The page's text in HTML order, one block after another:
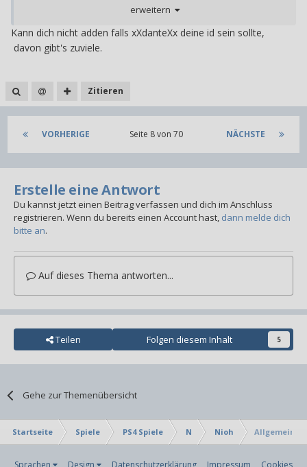
erweitern
Kann dich nicht adden falls xXdanteXx deine id sein sollte,
davon gibt's zuviele.
Zitieren
VORHERIGE NÄCHSTE
Seite 8 von 70
Erstelle eine Antwort
Du kannst jetzt einen Beitrag verfassen und dich im Anschluss
registrieren. Wenn du bereits einen Account hast, dann melde dich
bitte an.
Auf dieses Thema antworten...
Teilen Folgen diesem Inhalt 5
Gehe zur Themenübersicht
Startseite Spiele PS4 Spiele N Nioh Allgemeiner
Sprachen Design Datenschutzerklärung Impressum Cookies